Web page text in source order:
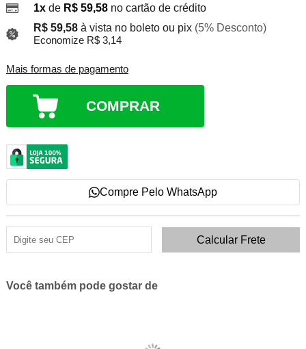
1xde R$ 59,58 no cartão de crédito
R$ 59,58 à vista no boleto ou pix (5% Desconto)
Economize R$ 3,14
Mais formas de pagamento
COMPRAR
Compre Pelo WhatsApp
Você também pode gostar de